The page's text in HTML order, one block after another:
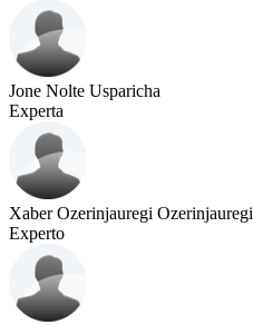
Jone Nolte Usparicha
Experta
Xaber Ozerinjauregi Ozerinjauregi
Experto